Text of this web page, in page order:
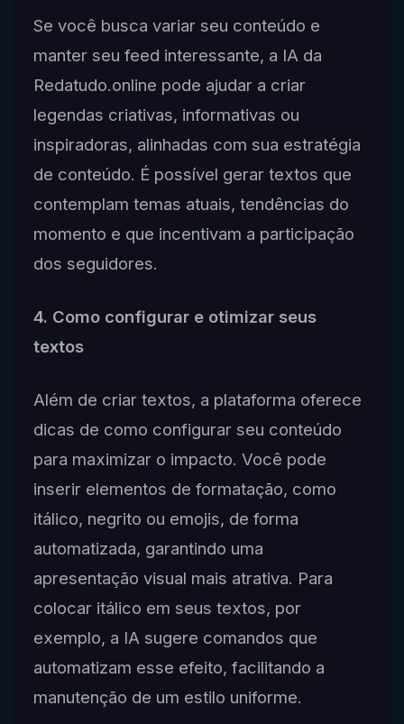
Se você busca variar seu conteúdo e
manter seu feed interessante, a IA da
Redatudo.online pode ajudar a criar
legendas criativas, informativas ou
inspiradoras, alinhadas com sua estratégia
de conteúdo. É possível gerar textos que
contemplam temas atuais, tendências do
momento e que incentivam a participação
dos seguidores.
4. Como configurar e otimizar seus
textos
Além de criar textos, a plataforma oferece
dicas de como configurar seu conteúdo
para maximizar o impacto. Você pode
inserir elementos de formatação, como
itálico, negrito ou emojis, de forma
automatizada, garantindo uma
apresentação visual mais atrativa. Para
colocar itálico em seus textos, por
exemplo, a IA sugere comandos que
automatizam esse efeito, facilitando a
manutenção de um estilo uniforme.